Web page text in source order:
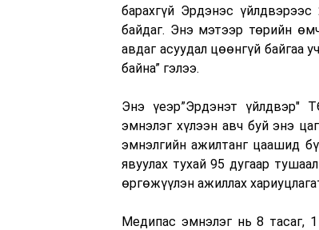
барахгүй Эрдэнэс
байдаг. Энэ мэтээр төрийн
авдаг асуудал цөөнгүй байгаа
байна” гэлээ.
Энэ үеэр”Эрдэнэт үйлдвэр"
эмнэлэг хүлээн авч буй энэ
эмнэлгийн ажилтанг цаашид
явуулах тухай 95 дугаар
өргөжүүлэн ажиллах
Медипас эмнэлэг нь 8 тасаг,